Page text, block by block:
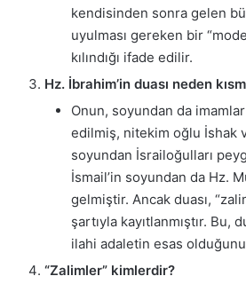
kendisinden sonra gelen
uyulması gereken bir
kılındığı ifade edilir.
Hz. İbrahim’in duası neden
Onun, soyundan da
edilmiş, nitekim oğlu İshak
soyundan İsrailoğulları
İsmail’in soyundan da Hz.
gelmiştir. Ancak duası,
şartıyla kayıtlanmıştır. Bu,
ilahi adaletin esas
“Zalimler” kimlerdir?